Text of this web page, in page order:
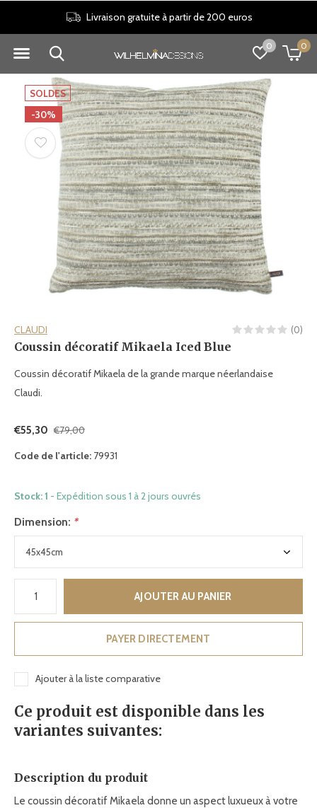
0 0
Livraison gratuite à partir de 200 euros
SOLDES
-30%
CLAUDI (0)
Coussin décoratif Mikaela Iced Blue
Coussin décoratif Mikaela de la grande marque néerlandaise
Claudi.
€55,30 €79,00
Code de l'article: 79931
Stock: 1 - Expédition sous 1 à 2 jours ouvrés
Dimension: *
AJOUTER AU PANIER
PAYER DIRECTEMENT
Ajouter à la liste comparative
Ce produit est disponible dans les
variantes suivantes:
Description du produit
Le coussin décoratif Mikaela donne un aspect luxueux à votre